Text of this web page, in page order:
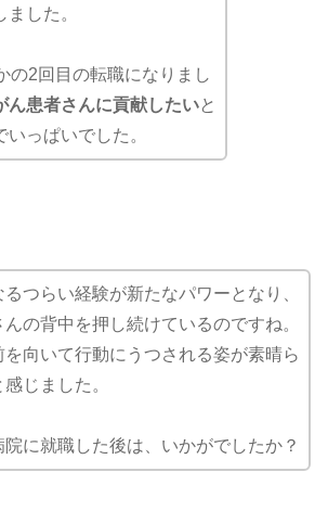
した。
の2回目の転職になりまし
ん患者さんに貢献したいと
っぱいでした。
るつらい経験が新たなパワーとなり、
んの背中を押し続けているのですね。
を向いて行動にうつされる姿が素晴ら
感じました。
院に就職した後は、いかがでしたか？